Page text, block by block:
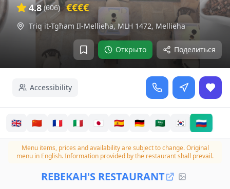
Открыто Поделиться
4.8 (606) €€€€
Triq it-Tgħam Il-Mellieħa, MLH 1472, Mellieha
Accessibility
🇬🇧 🇨🇳 🇫🇷 🇮🇹 🇯🇵 🇪🇸 🇩🇪 🇸🇦 🇰🇷 🇷🇺
Menu items, prices and availability are subject to change.Original
menu in English. Information provided by the restaurant shall prevail.
REBEKAH'S RESTAURANT